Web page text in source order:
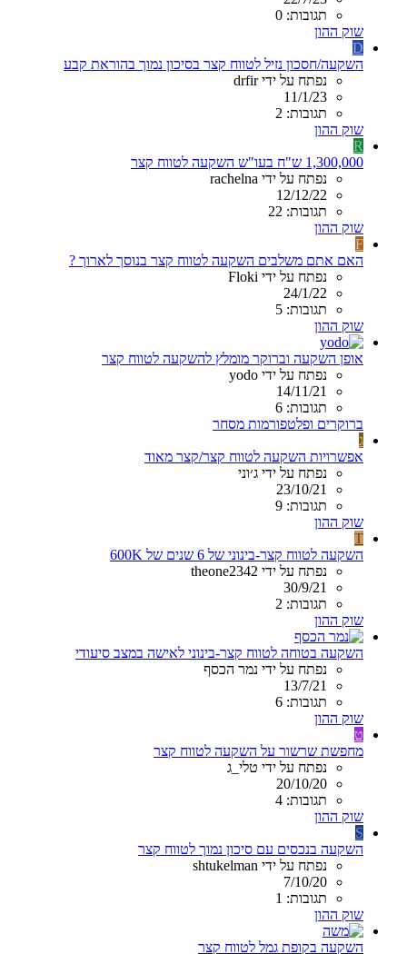
תגובות: 0
שוק ההון
D
השקעה/חסכון נזיל לטווח קצר בסיכון נמוך בהוראת קבע
נפתח על ידי drfir
11/1/23
תגובות: 2
שוק ההון
R
1,300,000 ש"ח בעו"ש השקעה לטווח קצר
נפתח על ידי rachelna
12/12/22
תגובות: 22
שוק ההון
F
האם אתם משלבים השקעה לטווח קצר בנוסך לארוך ?
נפתח על ידי Floki
24/1/22
תגובות: 5
שוק ההון
אופן השקעה וברוקר מומלץ להשקעה לטווח קצר
נפתח על ידי yodo
14/11/21
תגובות: 6
ברוקרים ופלטפורמות מסחר
ג
אפשרויות השקעה לטווח קצר/קצר מאוד
נפתח על ידי ג׳וני
23/10/21
תגובות: 9
שוק ההון
T
השקעה לטווח קצר-בינוני של 6 שנים של 600K
נפתח על ידי theone2342
30/9/21
תגובות: 2
שוק ההון
השקעה בטוחה לטווח קצר-בינוני לאישה במצב סיעודי
נפתח על ידי נמר הכסף
13/7/21
תגובות: 6
שוק ההון
ט
מחפשת שרשור על השקעה לטווח קצר
נפתח על ידי טלי_ג
20/10/20
תגובות: 4
שוק ההון
S
השקעה בנכסים עם סיכון נמוך לטווח קצר
נפתח על ידי shtukelman
7/10/20
תגובות: 1
שוק ההון
השקעה בקופת גמל לטווח קצר